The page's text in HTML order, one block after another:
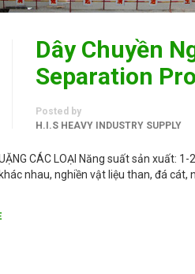
Dây Chuyền
Separation
Posted by
H.I.S HEAVY INDUSTRY SUPPLY
CÁC LOẠI Năng suất sản
nhau, nghiền vật liệu than, đá cát,